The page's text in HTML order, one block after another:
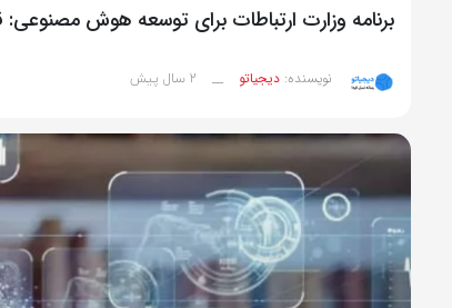
برنامه وزارت ارتباطات برای توسعه هوش مصنوعی: قرارگیری
نویسنده: دیجیاتو __ 2 سال پیش